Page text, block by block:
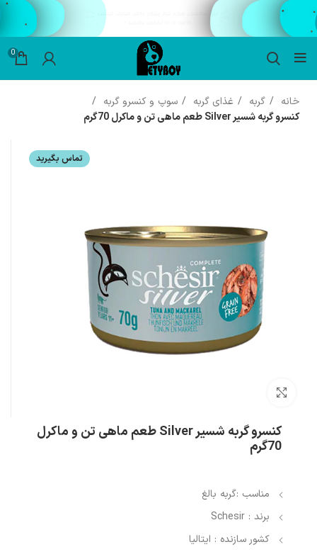
0
خانه گربه غذای گربه
سوپ و کنسرو گربه
کنسرو گربه شسیر Silver طعم ماهی تن و ماکرل 70گرم
تماس بگیرید
کنسرو گربه شسیر Silver طعم ماهی تن و ماکرل
70گرم
مناسب :گربه بالغ
برند : Schesir
کشور سازنده : ایتالیا